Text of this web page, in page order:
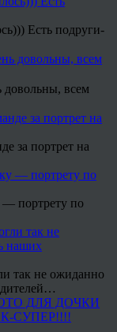
Есть подруги-
довольны, всем
за портрет на
— портрету по
так не ожиданно